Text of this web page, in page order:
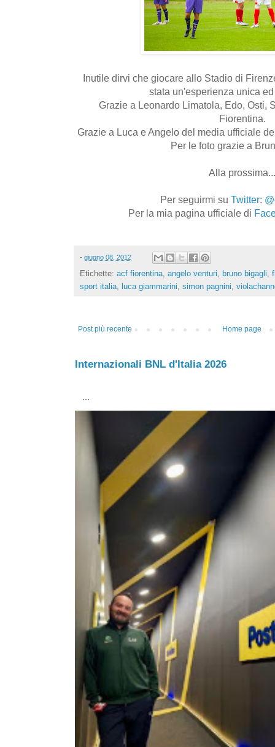
Inutile dirvi che giocare allo Stadio di
stata un'esperienza unica
Grazie a Leonardo Limatola, Edo, Osti,
Fiorentina.
Grazie a Luca e Angelo del media ufficiale
Per le foto grazie a
Alla
Per seguirmi su Twitter:
Per la mia pagina ufficiale di
- giugno 08, 2012
Etichette: acf fiorentina, angelo venturi, bruno bigagli,
sport italia, luca giammarini, simon pagnini,
Post più recente Home page
Internazionali BNL d'Italia 2026
...